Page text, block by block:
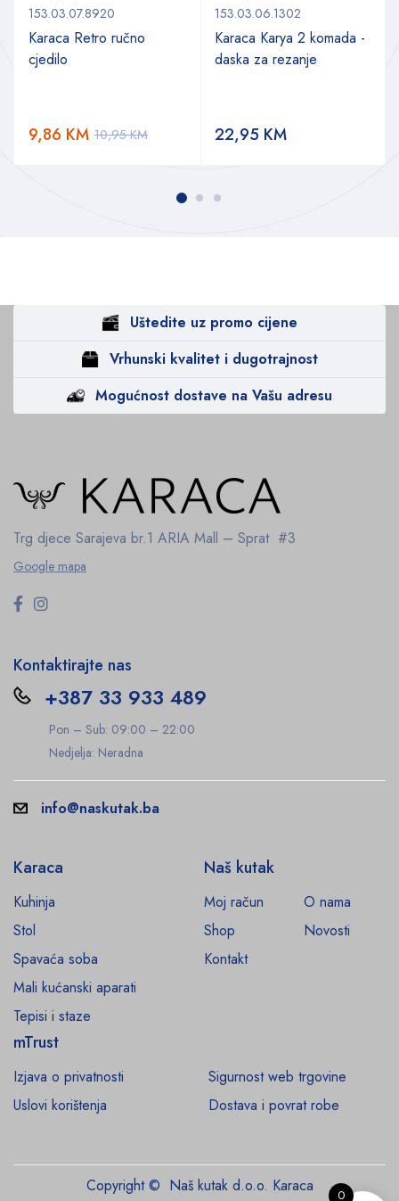
153.03.07.8920
Karaca Retro ručno
cjedilo
10,95KM
9,86 KM
153.03.06.1302
Karaca Karya 2 komada -
daska za rezanje
22,95 KM
Uštedite uz promo cijene
Vrhunski kvalitet i dugotrajnost
Mogućnost dostave na Vašu adresu
Trg djece Sarajeva br.1 ARIA Mall – Sprat #3
Google mapa
Kontaktirajte nas
+387 33 933 489
Pon – Sub: 09:00 – 22:00
Nedjelja: Neradna
info@naskutak.ba
Karaca
Kuhinja
Stol
Spavaća soba
Mali kućanski aparati
Tepisi i staze
Naš kutak
Moj račun
O nama
Shop
Novosti
Kontakt
mTrust
Izjava o privatnosti
Sigurnost web trgovine
Uslovi korištenja
Dostava i povrat robe
Copyright © Naš kutak d.o.o. Karaca
0